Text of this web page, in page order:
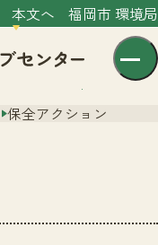
本文へ 福岡市 環境局
保全アクション